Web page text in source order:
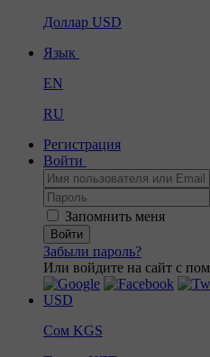
Доллар USD
Язык
EN
RU
Регистрация
Войти
Запомнить меня
Войти
Забыли пароль?
Или войдите на сайт с
USD
Сом KGS